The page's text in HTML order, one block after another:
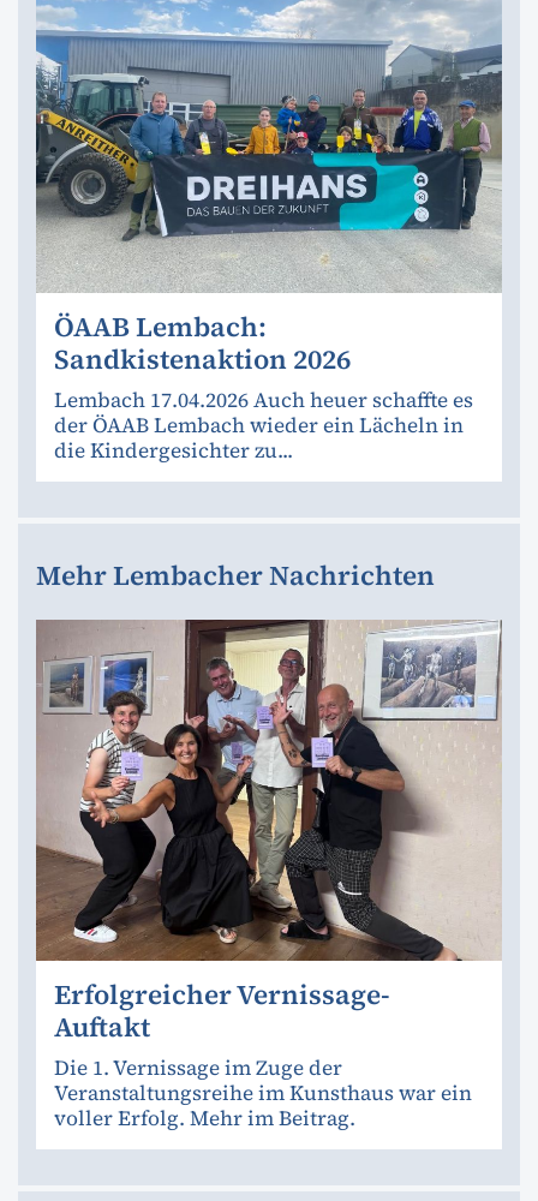
ÖAAB Lembach:
Sandkistenaktion 2026
Lembach 17.04.2026 Auch heuer schaffte es
der ÖAAB Lembach wieder ein Lächeln in
die Kindergesichter zu...
Mehr Lembacher Nachrichten
Erfolgreicher Vernissage-
Auftakt
Die 1. Vernissage im Zuge der
Veranstaltungsreihe im Kunsthaus war ein
voller Erfolg. Mehr im Beitrag.